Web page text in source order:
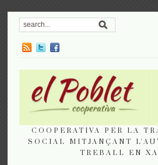
COOPERATIVA PER LA
SOCIAL MITJANÇANT
TREBALL EN